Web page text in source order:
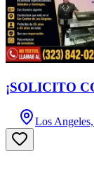
¡SOLICITO
Los